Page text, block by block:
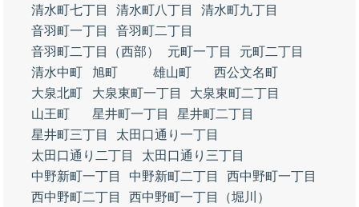
清水町七丁目
清水町八丁目
清水町九丁目
音羽町一丁目
音羽町二丁目
音羽町二丁目（西部）
元町一丁目
元町二丁目
清水中町
旭町 雄山町
西公文名町
大泉北町
大泉東町一丁目
大泉東町二丁目
山王町
星井町一丁目
星井町二丁目
星井町三丁目
太田口通り一丁目
太田口通り二丁目
太田口通り三丁目
中野新町一丁目
中野新町二丁目
西中野町一丁目
西中野町二丁目
西中野町一丁目（堀川）